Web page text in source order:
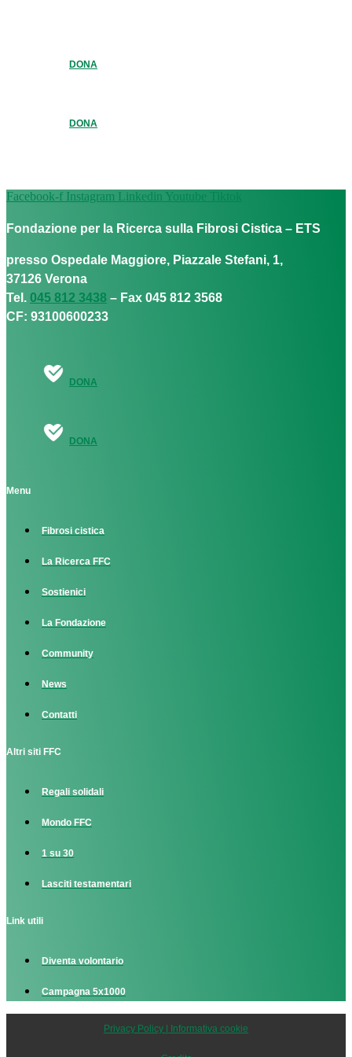
DONA
DONA
Facebook-f Instagram Linkedin Youtube Tiktok
Fondazione per la Ricerca sulla Fibrosi Cistica – ETS
presso Ospedale Maggiore, Piazzale Stefani, 1,
37126 Verona
Tel. 045 812 3438 – Fax 045 812 3568
CF: 93100600233
DONA
DONA
Menu
Fibrosi cistica
La Ricerca FFC
Sostienici
La Fondazione
Community
News
Contatti
Altri siti FFC
Regali solidali
Mondo FFC
1 su 30
Lasciti testamentari
Link utili
Diventa volontario
Campagna 5x1000
Privacy Policy | Informativa cookie